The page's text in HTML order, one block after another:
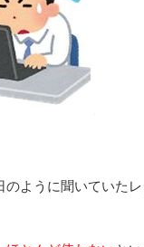
のように聞いていた